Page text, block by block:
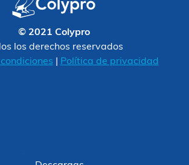
© 2021 Colypro
los derechos reservados
condiciones
Política de privacidad